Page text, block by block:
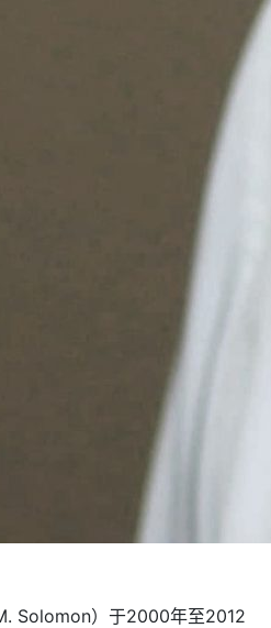
Solomon）于2000年至2012